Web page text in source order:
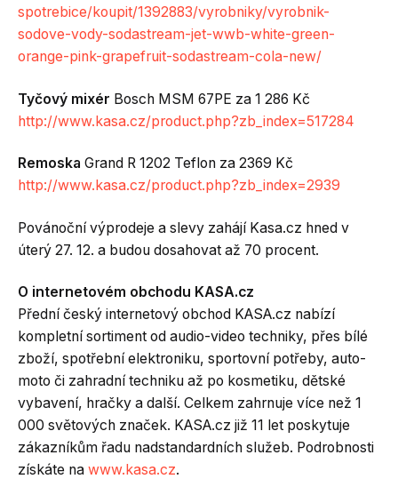
spotrebice/koupit/1392883/vyrobniky/vyrobnik-
sodove-vody-sodastream-jet-wwb-white-green-
orange-pink-grapefruit-sodastream-cola-new/
Tyčový mixér Bosch MSM 67PE za 1 286 Kč
http://www.kasa.cz/product.php?zb_index=517284
Remoska Grand R 1202 Teflon za 2369 Kč
http://www.kasa.cz/product.php?zb_index=2939
Povánoční výprodeje a slevy zahájí Kasa.cz hned v
úterý 27. 12. a budou dosahovat až 70 procent.
O internetovém obchodu KASA.cz
Přední český internetový obchod KASA.cz nabízí
kompletní sortiment od audio-video techniky, přes bílé
zboží, spotřební elektroniku, sportovní potřeby, auto-
moto či zahradní techniku až po kosmetiku, dětské
vybavení, hračky a další. Celkem zahrnuje více než 1
000 světových značek. KASA.cz již 11 let poskytuje
zákazníkům řadu nadstandardních služeb. Podrobnosti
získáte na www.kasa.cz.